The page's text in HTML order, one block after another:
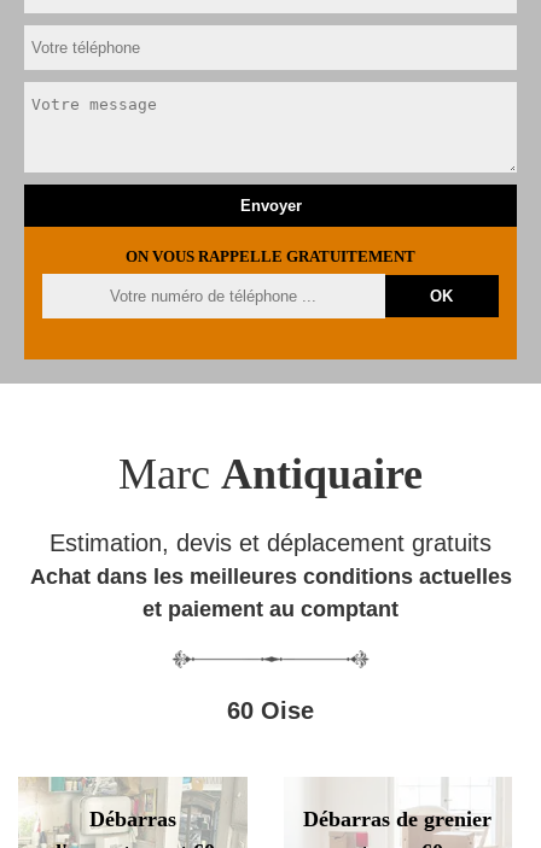
ON VOUS RAPPELLE GRATUITEMENT
Marc Antiquaire
Estimation, devis et déplacement gratuits
Achat dans les meilleures conditions actuelles
et paiement au comptant
60 Oise
Débarras
Débarras de grenier